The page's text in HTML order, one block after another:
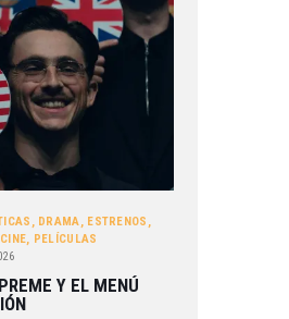
, DRAMA, ESTRENOS ,
, PELÍCULAS
Y EL MENÚ